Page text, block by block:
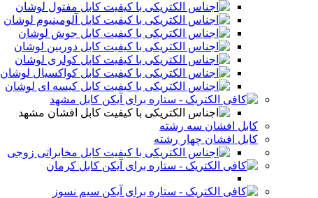
کابل مفتول لوشان
کابل آلومینیوم لوشان
کابل جوش لوشان
کابل دوربین لوشان
کابل کولری لوشان
کابل کواکسیال لوشان
کابل کیسه ای لوشان
کابل مشهد
کابل افشان مشهد
کابل افشان سه رشته
کابل افشان چهار رشته
کابل مخابراتی زوجی
کابل کرمان
سیم نسوز